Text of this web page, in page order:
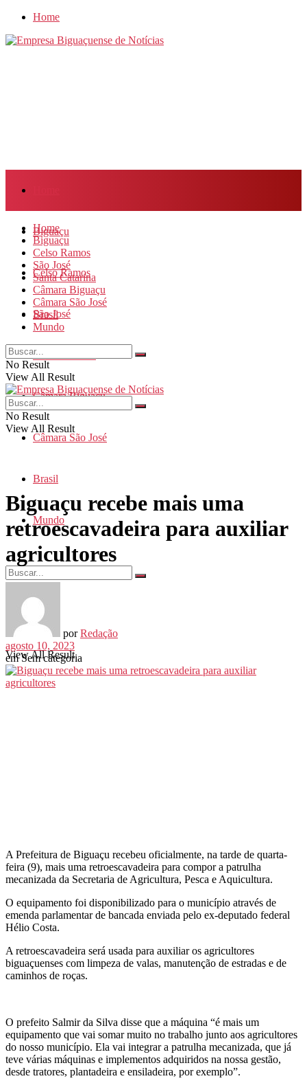
Home
Biguaçu
Celso Ramos
São José
Santa Catarina
Câmara Biguaçu
Câmara São José
Brasil
Mundo
No Result
View All Result
Home
Biguaçu
Celso Ramos
São José
Santa Catarina
Câmara Biguaçu
Câmara São José
Brasil
Mundo
No Result
View All Result
No Result
View All Result
Biguaçu recebe mais uma
retroescavadeira para auxiliar
agricultores
por Redação
agosto 10, 2023
emSem categoria
A Prefeitura de Biguaçu recebeu oficialmente, na tarde de quarta-
feira (9), mais uma retroescavadeira para compor a patrulha
mecanizada da Secretaria de Agricultura, Pesca e Aquicultura.
O equipamento foi disponibilizado para o município através de
emenda parlamentar de bancada enviada pelo ex-deputado federal
Hélio Costa.
A retroescavadeira será usada para auxiliar os agricultores
biguaçuenses com limpeza de valas, manutenção de estradas e de
caminhos de roças.
O prefeito Salmir da Silva disse que a máquina “é mais um
equipamento que vai somar muito no trabalho junto aos agricultores
do nosso município. Ela vai integrar a patrulha mecanizada, que já
teve várias máquinas e implementos adquiridos na nossa gestão,
desde tratores, plantadeira e ensiladeira, por exemplo”.